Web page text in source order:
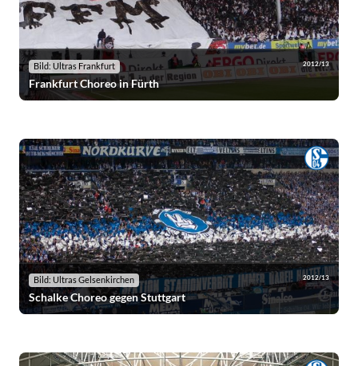
Bild: Ultras Frankfurt 2012/13
Frankfurt Choreo in Fürth
Bild: Ultras Gelsenkirchen 2012/13
Schalke Choreo gegen Stuttgart